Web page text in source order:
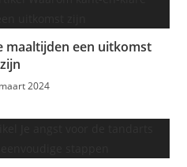
maaltijden een uitkomst
zijn
2024